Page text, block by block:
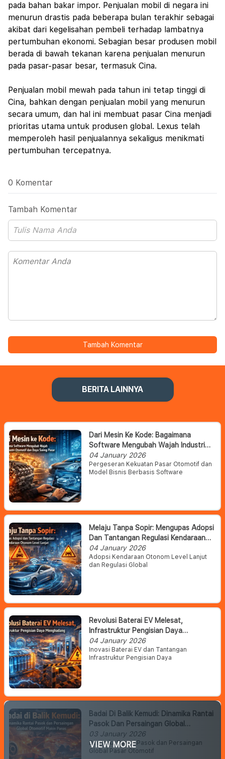
pada bahan bakar impor. Penjualan mobil di negara ini
menurun drastis pada beberapa bulan terakhir sebagai
akibat dari kegelisahan pembeli terhadap lambatnya
pertumbuhan ekonomi. Sebagian besar produsen mobil
berada di bawah tekanan karena penjualan menurun
pada pasar-pasar besar, termasuk Cina.
Penjualan mobil mewah pada tahun ini tetap tinggi di
Cina, bahkan dengan penjualan mobil yang menurun
secara umum, dan hal ini membuat pasar Cina menjadi
prioritas utama untuk produsen global. Lexus telah
memperoleh hasil penjualannya sekaligus menikmati
pertumbuhan tercepatnya.
0 Komentar
Tambah Komentar
Tambah Komentar
BERITA LAINNYA
Dari Mesin Ke Kode: Bagaimana
Software Mengubah Wajah Industri
Otomotif Dan Daya Saing Pasar
04 January 2026
Pergeseran Kekuatan Pasar Otomotif dan
Model Bisnis Berbasis Software
Melaju Tanpa Sopir: Mengupas Adopsi
Dan Tantangan Regulasi Kendaraan
Otonom Level Lanjut
04 January 2026
Adopsi Kendaraan Otonom Level Lanjut
dan Regulasi Global
Revolusi Baterai EV Melesat,
Infrastruktur Pengisian Daya
Menghadang
04 January 2026
Inovasi Baterai EV dan Tantangan
Infrastruktur Pengisian Daya
Badai Di Balik Kemudi: Dinamika Rantai
Pasok Dan Persaingan Global
Otomotif Makin Panas
03 January 2026
Dinamika Rantai Pasok dan Persaingan
Global Pasar Otomotif
VIEW MORE